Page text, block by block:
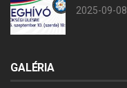
2025-09-08
GALÉRIA